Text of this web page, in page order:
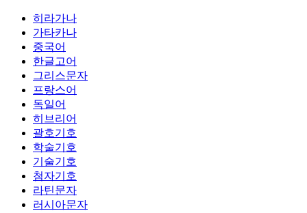
히라가나
가타카나
중국어
한글고어
그리스문자
프랑스어
독일어
히브리어
괄호기호
학술기호
기술기호
첨자기호
라틴문자
러시아문자